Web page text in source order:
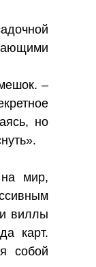
–
но
мир,
виллы
карт.
собой